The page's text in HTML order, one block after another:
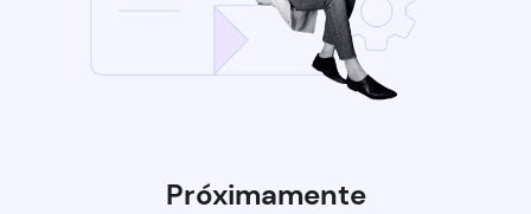
Próximamente